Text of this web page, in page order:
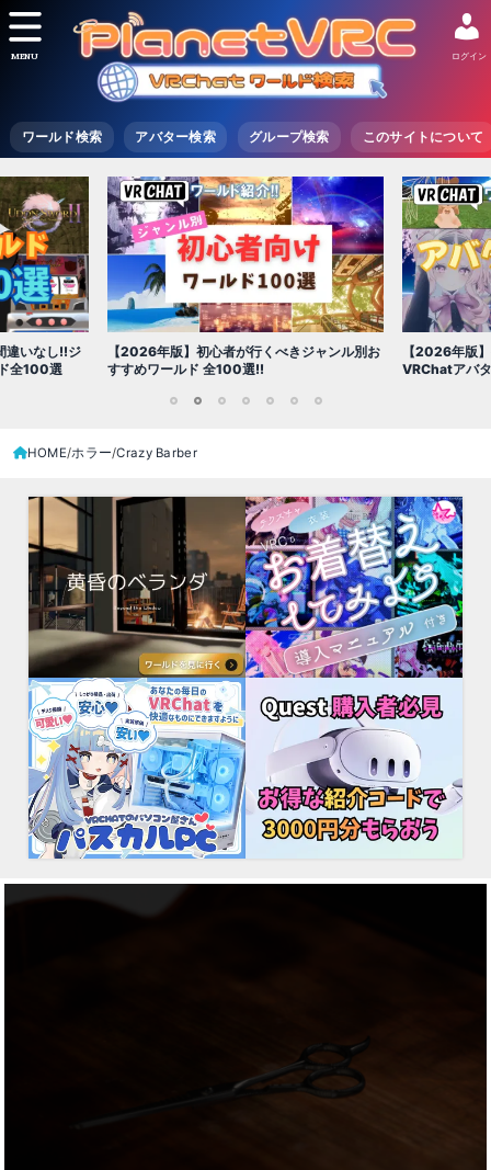
ワールド検索 アバター検索 グループ検索 このサイトについて
ログイン
MENU
ャンル別お
【2026年版】初心者必見!!無料で使える
VRChatアバター（アバターワールド紹介）
【2026年版
世界を味わえ
HOME ホラー Crazy Barber